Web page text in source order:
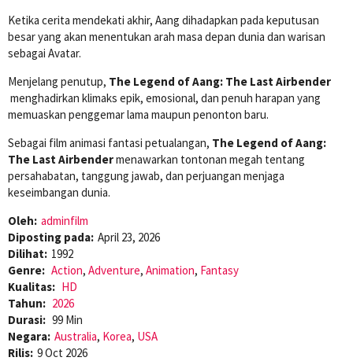
Ketika cerita mendekati akhir, Aang dihadapkan pada keputusan
besar yang akan menentukan arah masa depan dunia dan warisan
sebagai Avatar.
Menjelang penutup, The Legend of Aang: The Last Airbender
menghadirkan klimaks epik, emosional, dan penuh harapan yang
memuaskan penggemar lama maupun penonton baru.
Sebagai film animasi fantasi petualangan, The Legend of Aang:
The Last Airbendermenawarkan tontonan megah tentang
persahabatan, tanggung jawab, dan perjuangan menjaga
keseimbangan dunia.
Oleh: adminfilm
Diposting pada: April 23, 2026
Dilihat: 1992
Genre: Action, Adventure, Animation, Fantasy
Kualitas: HD
Tahun: 2026
Durasi: 99 Min
Negara: Australia, Korea, USA
Rilis: 9 Oct 2026